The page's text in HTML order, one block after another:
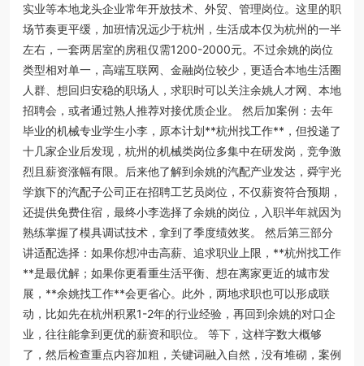
实业等本地龙头企业常年开放技术、外贸、管理岗位。这里的职
场节奏更平缓，加班情况远少于杭州，生活成本仅为杭州的一半
左右，一套两居室的房租仅需1200-2000元。不过余姚的岗位
类型相对单一，高端互联网、金融岗位较少，更适合本地生活圈
人群、想回归安稳的职场人，求职时可以关注余姚人才网、本地
招聘会，或者通过熟人推荐对接优质企业。 然后加案例：去年
毕业的机械专业学生小李，原本计划**杭州找工作**，但投递了
十几家企业后发现，杭州的机械类岗位多集中在研发岗，竞争激
烈且薪资涨幅有限。后来他了解到余姚的汽配产业发达，舜宇光
学旗下的汽配子公司正在招聘工艺员岗位，不仅薪资符合预期，
还提供免费住宿，最终小李选择了余姚的岗位，入职半年就因为
熟练掌握了模具调试技术，拿到了季度绩效奖。 然后第三部分
讲适配选择：如果你想冲击高薪、追求职业上限，**杭州找工作
**是最优解；如果你更看重生活平衡、想在离家更近的城市发
展，**余姚找工作**会更省心。此外，两地求职也可以形成联
动，比如先在杭州积累1-2年的行业经验，再回到余姚的对口企
业，往往能拿到更优的薪资和职位。 等下，这样字数大概够
了，然后检查重点内容加粗，关键词融入自然，没有堆砌，案例